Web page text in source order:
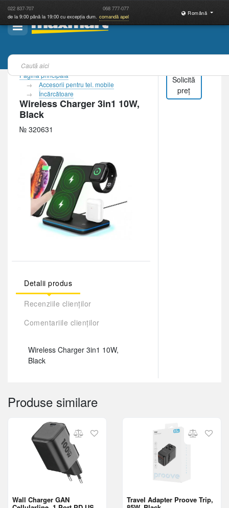
022 837-707 068 777-077
de la 9:00 până la 19:00 cu excepția dum. comandă apel
Română
Pagina principală
Accesorii pentru tel. mobile
Încărcătoare
Wireless Charger 3in1 10W,
Black
№ 320631
Detalii produs
Recenziile clienților
Comentariile clienților
Wireless Charger 3in1 10W,
Black
Solicită
preț
Produse similare
Wall Charger GAN Travel Adapter Proove Trip,